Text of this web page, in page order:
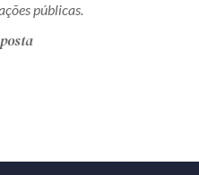
públicas.